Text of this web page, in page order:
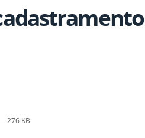
276 KB